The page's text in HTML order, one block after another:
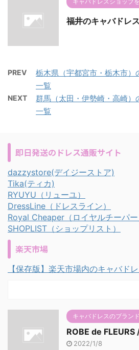
福井のキャバドレ
PREV
栃木県（宇都宮市・栃木市）
一覧
NEXT
群馬（太田・伊勢崎・高崎）
一覧
即日発送のドレス通販サイト
dazzystore(デイジーストア)
Tika(ティカ)
RYUYU（リューユ）
DressLine（ドレスライン）
Royal Cheaper（ロイヤルチーパー
SHOPLIST（ショップリスト）
楽天市場
【保存版】楽天市場内のキャバド
キャバドレスのブランド
ROBE de FLEURS
2022/1/8